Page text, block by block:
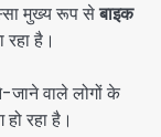
मुख्य रूप सेबाइक
है।
जाने वाले लोगों के
रहा है।